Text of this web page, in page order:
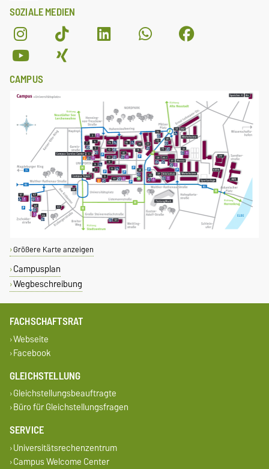
SOZIALE MEDIEN
CAMPUS
Größere Karte anzeigen
Campusplan
Wegbeschreibung
FACHSCHAFTSRAT
Webseite
Facebook
GLEICHSTELLUNG
Gleichstellungsbeauftragte
Büro für Gleichstellungsfragen
SERVICE
Universitätsrechenzentrum
Campus Welcome Center